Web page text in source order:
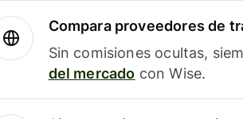
Compara proveedores de
Sin comisiones ocultas,
del mercado con Wise.